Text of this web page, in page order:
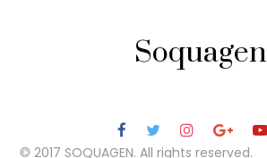
Soquagen
© 2017 SOQUAGEN. All rights reserved.